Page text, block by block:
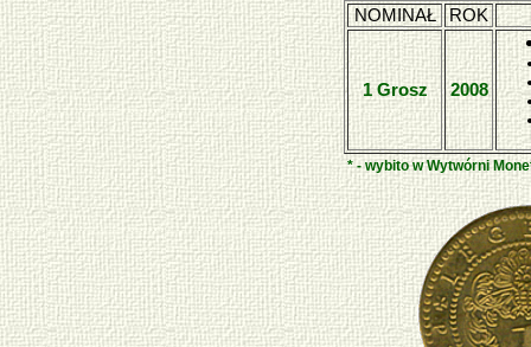
NOMINAŁ ROK
1 Grosz 2008
* - wybito w Wytwórni